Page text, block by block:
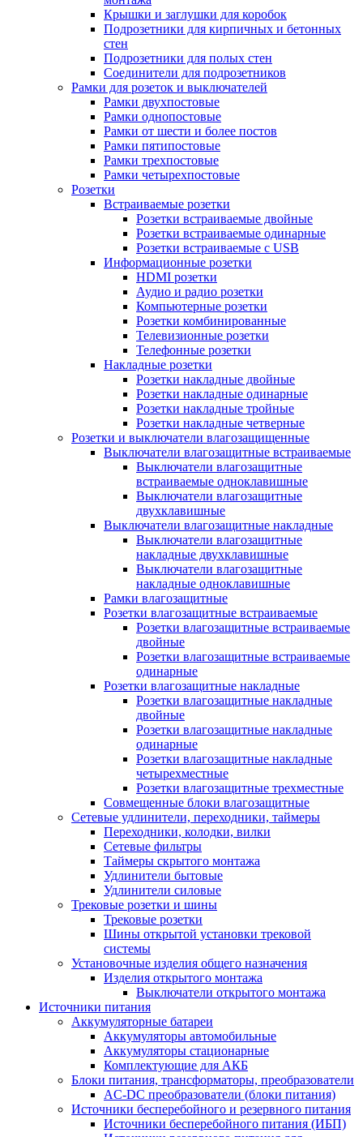
Крышки и заглушки для коробок
Подрозетники для кирпичных и бетонных
стен
Подрозетники для полых стен
Соединители для подрозетников
Рамки для розеток и выключателей
Рамки двухпостовые
Рамки однопостовые
Рамки от шести и более постов
Рамки пятипостовые
Рамки трехпостовые
Рамки четырехпостовые
Розетки
Встраиваемые розетки
Розетки встраиваемые двойные
Розетки встраиваемые одинарные
Розетки встраиваемые с USB
Информационные розетки
HDMI розетки
Аудио и радио розетки
Компьютерные розетки
Розетки комбинированные
Телевизионные розетки
Телефонные розетки
Накладные розетки
Розетки накладные двойные
Розетки накладные одинарные
Розетки накладные тройные
Розетки накладные четверные
Розетки и выключатели влагозащищенные
Выключатели влагозащитные встраиваемые
Выключатели влагозащитные
встраиваемые одноклавишные
Выключатели влагозащитные
двухклавишные
Выключатели влагозащитные накладные
Выключатели влагозащитные
накладные двухклавишные
Выключатели влагозащитные
накладные одноклавишные
Рамки влагозащитные
Розетки влагозащитные встраиваемые
Розетки влагозащитные встраиваемые
двойные
Розетки влагозащитные встраиваемые
одинарные
Розетки влагозащитные накладные
Розетки влагозащитные накладные
двойные
Розетки влагозащитные накладные
одинарные
Розетки влагозащитные накладные
четырехместные
Розетки влагозащитные трехместные
Совмещенные блоки влагозащитные
Сетевые удлинители, переходники, таймеры
Переходники, колодки, вилки
Сетевые фильтры
Таймеры скрытого монтажа
Удлинители бытовые
Удлинители силовые
Трековые розетки и шины
Трековые розетки
Шины открытой установки трековой
системы
Установочные изделия общего назначения
Изделия открытого монтажа
Выключатели открытого монтажа
Источники питания
Аккумуляторные батареи
Аккумуляторы автомобильные
Аккумуляторы стационарные
Комплектующие для АКБ
Блоки питания, трансформаторы, преобразователи
AC-DC преобразователи (блоки питания)
Источники бесперебойного и резервного питания
Источники бесперебойного питания (ИБП)